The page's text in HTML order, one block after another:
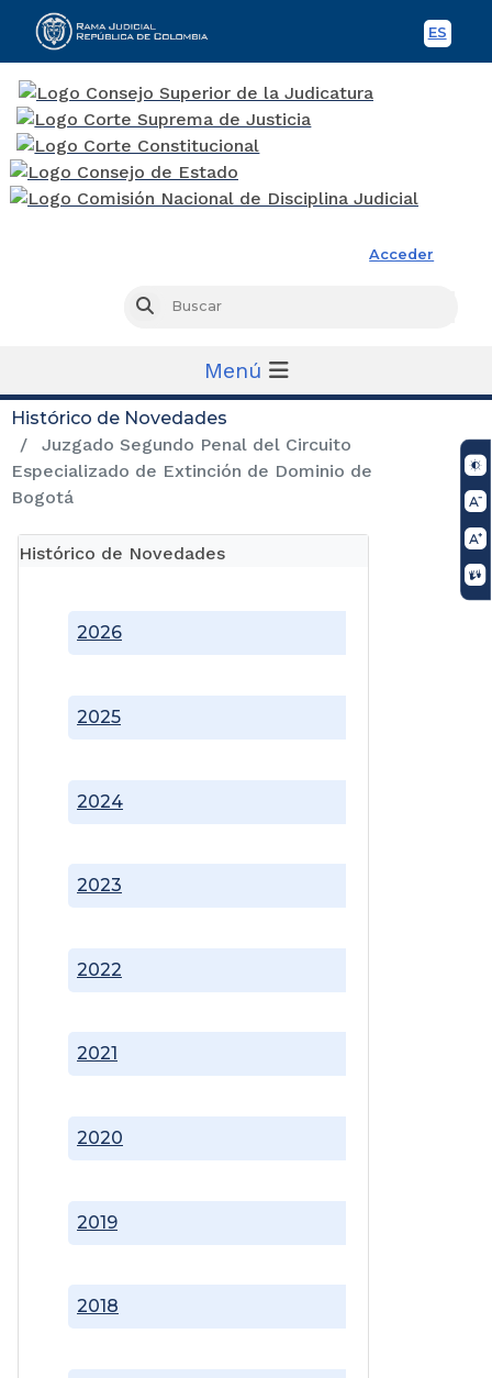
ES
Acceder
Buscar
Menú
Histórico de Novedades
Juzgado Segundo Penal del Circuito
Especializado de Extinción de Dominio de
Bogotá
Histórico de Novedades
2018
2019
2020
2021
2022
2023
2024
2025
2026